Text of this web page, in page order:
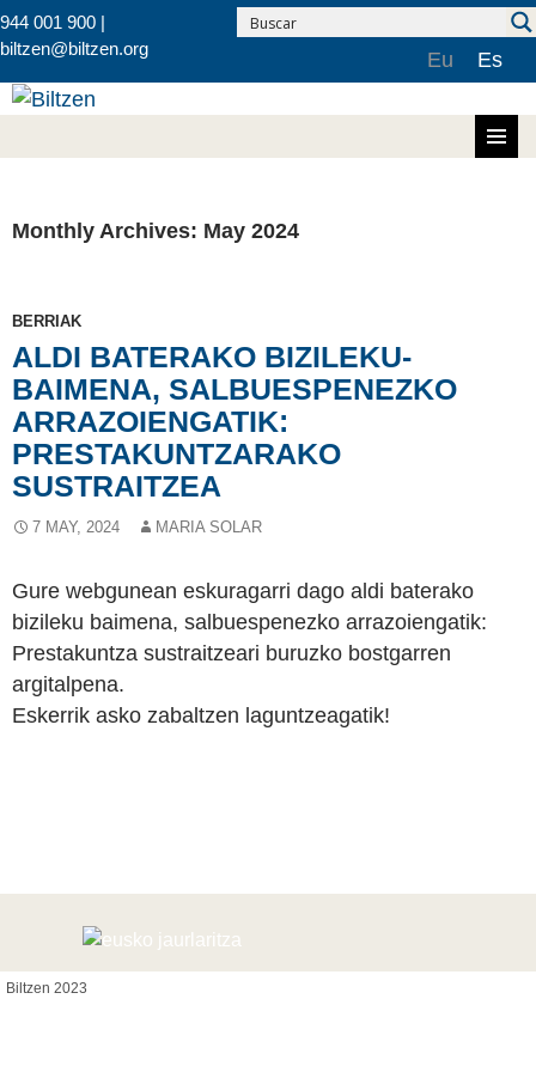
944 001 900 |
biltzen@biltzen.org
Eu Es
Skip to content
Monthly Archives: May 2024
BERRIAK
ALDI BATERAKO BIZILEKU-
BAIMENA, SALBUESPENEZKO
ARRAZOIENGATIK:
PRESTAKUNTZARAKO
SUSTRAITZEA
7 MAY, 2024 MARIA SOLAR
Gure webgunean eskuragarri dago aldi baterako
bizileku baimena, salbuespenezko arrazoiengatik:
Prestakuntza sustraitzeari buruzko bostgarren
argitalpena.
Eskerrik asko zabaltzen laguntzeagatik!
Biltzen 2023